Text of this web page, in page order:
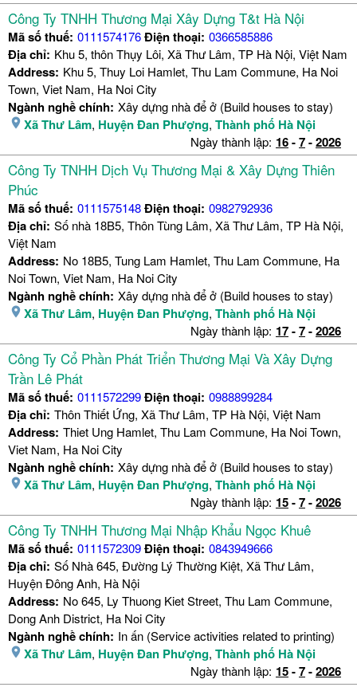
Công Ty TNHH Thương Mại Xây Dựng T&t Hà Nội
Mã số thuế: 0111574176Điện thoại: 0366585886
Địa chỉ: Khu 5, thôn Thụy Lôi, Xã Thư Lâm, TP Hà Nội, Việt Nam
Address: Khu 5, Thuy Loi Hamlet, Thu Lam Commune, Ha Noi
Town, Viet Nam, Ha Noi City
Ngành nghề chính: Xây dựng nhà để ở (Build houses to stay)
Xã Thư Lâm, Huyện Đan Phượng, Thành phố Hà Nội
Ngày thành lập: 16-7-2026
Công Ty TNHH Dịch Vụ Thương Mại & Xây Dựng Thiên
Phúc
Mã số thuế: 0111575148Điện thoại: 0982792936
Địa chỉ: Số nhà 18B5, Thôn Tùng Lâm, Xã Thư Lâm, TP Hà Nội,
Việt Nam
Address: No 18B5, Tung Lam Hamlet, Thu Lam Commune, Ha
Noi Town, Viet Nam, Ha Noi City
Ngành nghề chính: Xây dựng nhà để ở (Build houses to stay)
Xã Thư Lâm, Huyện Đan Phượng, Thành phố Hà Nội
Ngày thành lập: 17-7-2026
Công Ty Cổ Phần Phát Triển Thương Mại Và Xây Dựng
Trần Lê Phát
Mã số thuế: 0111572299Điện thoại: 0988899284
Địa chỉ: Thôn Thiết Ứng, Xã Thư Lâm, TP Hà Nội, Việt Nam
Address: Thiet Ung Hamlet, Thu Lam Commune, Ha Noi Town,
Viet Nam, Ha Noi City
Ngành nghề chính: Xây dựng nhà để ở (Build houses to stay)
Xã Thư Lâm, Huyện Đan Phượng, Thành phố Hà Nội
Ngày thành lập: 15-7-2026
Công Ty TNHH Thương Mại Nhập Khẩu Ngọc Khuê
Mã số thuế: 0111572309Điện thoại: 0843949666
Địa chỉ: Số Nhà 645, Đường Lý Thường Kiệt, Xã Thư Lâm,
Huyện Đông Anh, Hà Nội
Address: No 645, Ly Thuong Kiet Street, Thu Lam Commune,
Dong Anh District, Ha Noi City
Ngành nghề chính: In ấn (Service activities related to printing)
Xã Thư Lâm, Huyện Đan Phượng, Thành phố Hà Nội
Ngày thành lập: 15-7-2026